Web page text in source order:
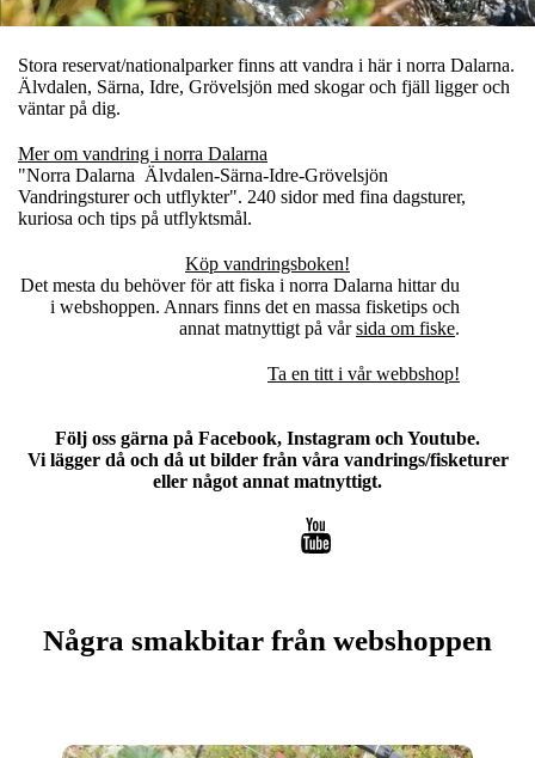
Stora reservat/nationalparker finns att vandra i här i norra Dalarna.
Älvdalen, Särna, Idre, Grövelsjön med skogar och fjäll ligger och
väntar på dig.
Mer om vandring i norra Dalarna
"Norra Dalarna Älvdalen-Särna-Idre-Grövelsjön
Vandringsturer och utflykter". 240 sidor med fina dagsturer,
kuriosa och tips på utflyktsmål.
Köp vandringsboken!
Det mesta du behöver för att fiska i norra Dalarna hittar du
i webshoppen. Annars finns det en massa fisketips och
annat matnyttigt på vårsida om fiske.
Ta en titt i vår webbshop!
Följ oss gärna på Facebook, Instagram och Youtube.
Vi lägger då och då ut bilder från våra vandrings/fisketurer
eller något annat matnyttigt.
Några smakbitar från webshoppen